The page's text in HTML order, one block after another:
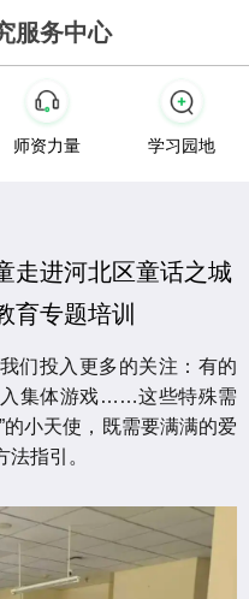
服务中心
师资力量 学习园地
走进河北区童话之城
育专题培训
们投入更多的关注：有的
集体游戏……这些特殊需
小天使，既需要满满的爱
指引。